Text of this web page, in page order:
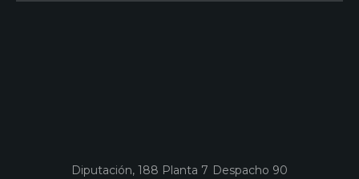
Diputación, 188 Planta 7 Despacho 90